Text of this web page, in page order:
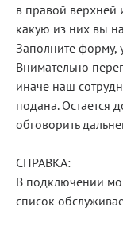
в правой верхней
какую из них вы
Заполните форму,
Внимательно
иначе наш
подана. Остается
обговорить
СПРАВКА:
В подключении
список